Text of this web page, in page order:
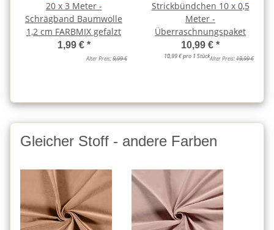
20 x 3 Meter -
Schrägband Baumwolle
1,2 cm FARBMIX gefalzt
1,99 € *
Alter Preis:9,99 €
Strickbündchen 10 x 0,5
Meter -
Überraschnungspaket
10,99 € *
10,99 € pro 1 StückAlter Preis:19,99 €
Gleicher Stoff - andere Farben